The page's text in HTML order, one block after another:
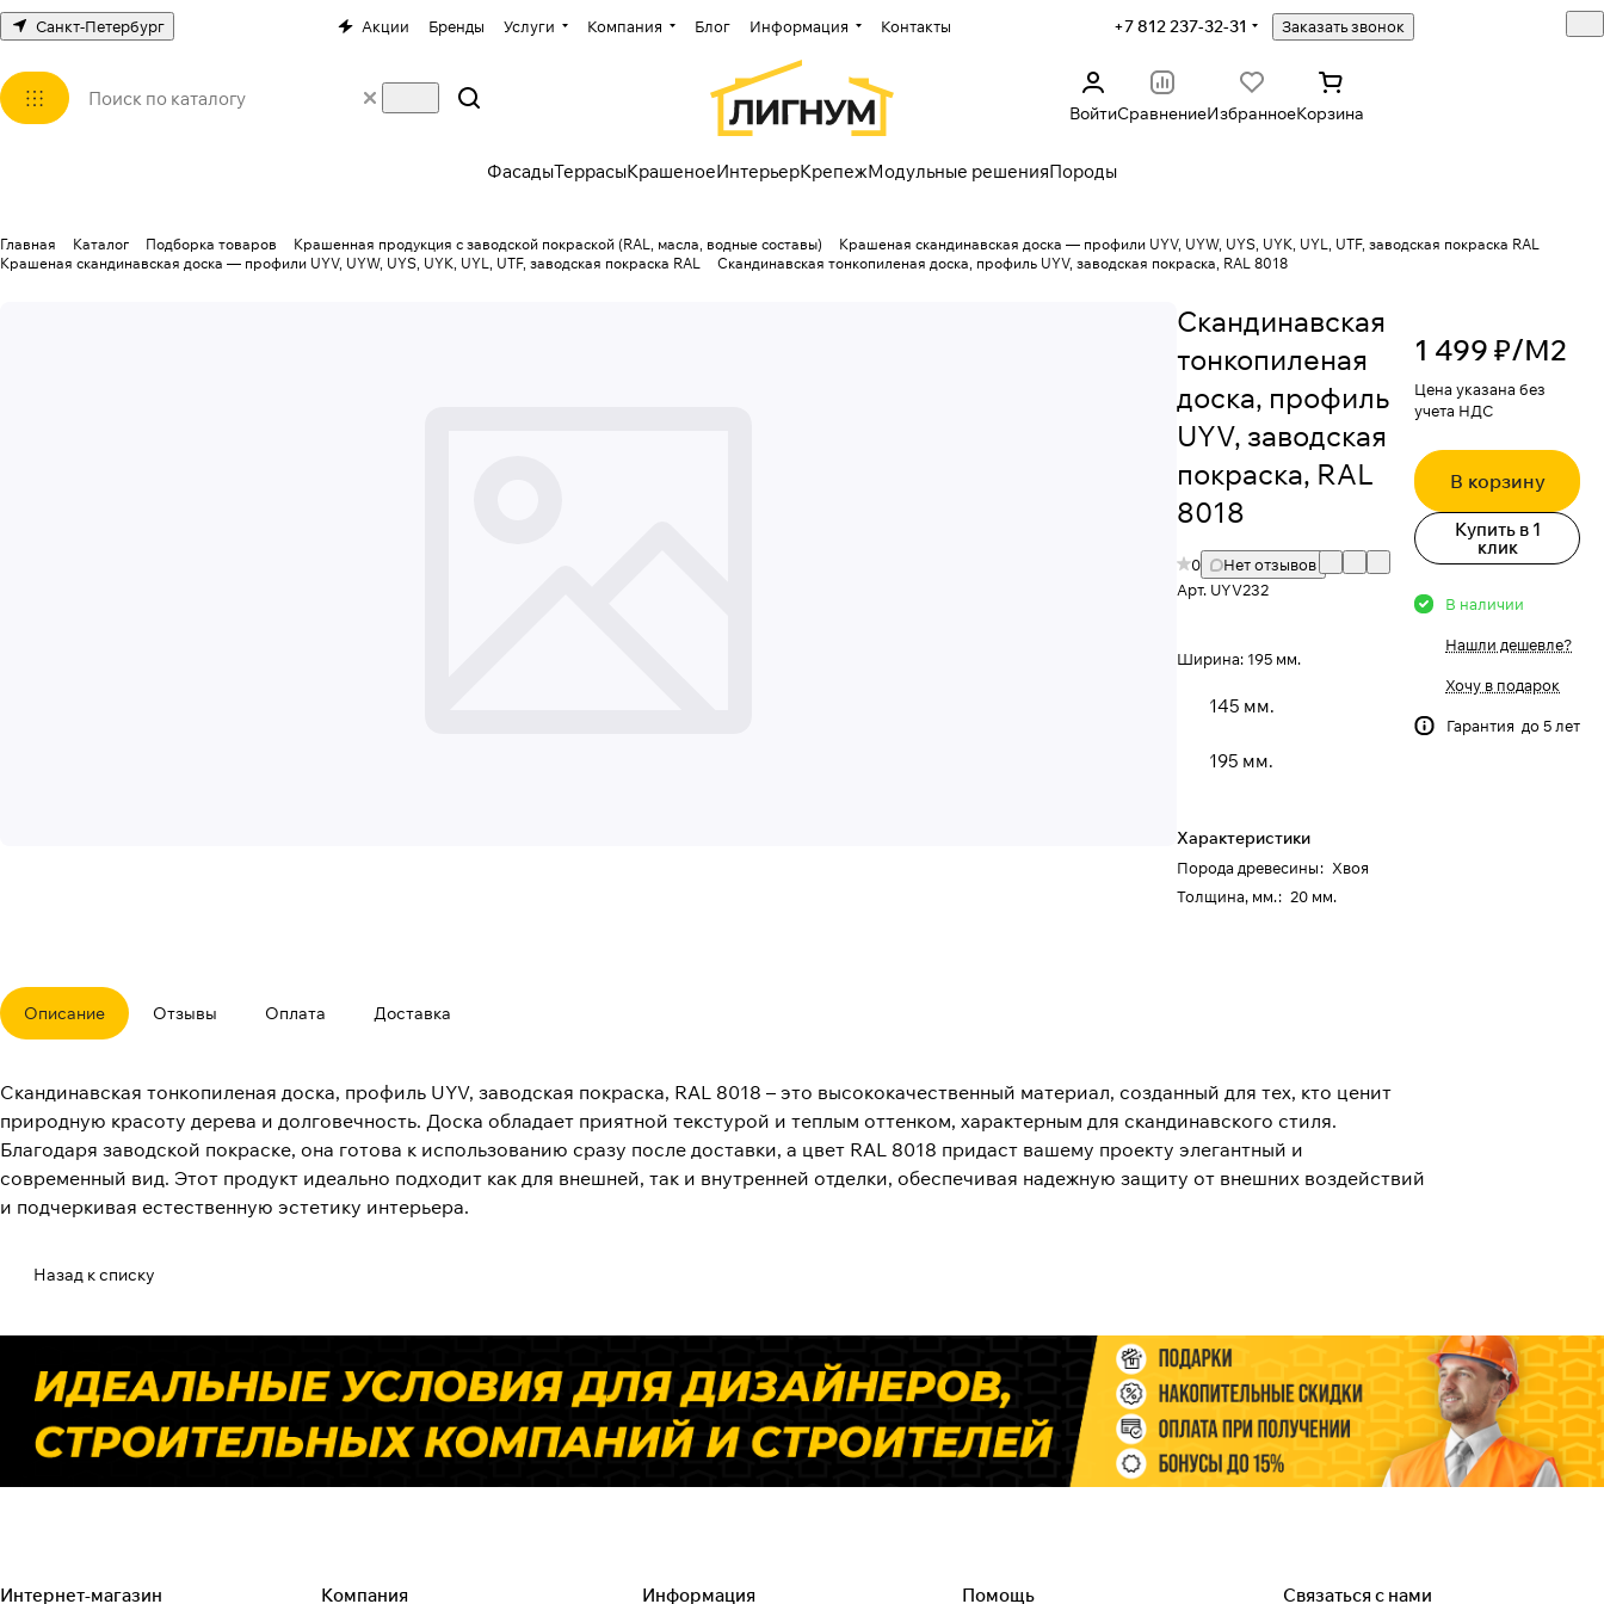
Санкт-Петербург Акции Бренды Услуги Компания Блог Информация Контакты +7 812 237-32-31 Заказать звонок
ВойтиСравнениеИзбранноеКорзина
ФасадыТеррасыКрашеноеИнтерьерКрепежМодульные решенияПороды
Главная Каталог Подборка товаров Крашенная продукция с заводской покраской (RAL, масла, водные составы)
Крашеная скандинавская доска — профили UYV, UYW, UYS, UYK, UYL, UTF, заводская покраска RAL
Крашеная скандинавская доска — профили UYV, UYW, UYS, UYK, UYL, UTF, заводская покраска RAL
Скандинавская тонкопиленая доска, профиль UYV, заводская покраска, RAL 8018
Скандинавская
тонкопиленая
доска, профиль
UYV, заводская
покраска, RAL
8018
0
Нет отзывов
Арт. UYV232
Ширина: 195 мм.
145 мм.
195 мм.
Характеристики
Порода древесины: Хвоя
Толщина, мм.: 20 мм.
1 499 ₽/М2
Цена указана без
учета НДС
В корзину
Купить в 1
клик
В наличии
Нашли дешевле?
Хочу в подарок
Гарантия до 5 лет
Описание Отзывы Оплата Доставка
Скандинавская тонкопиленая доска, профиль UYV, заводская покраска, RAL 8018 – это высококачественный материал, созданный для тех, кто ценит
природную красоту дерева и долговечность. Доска обладает приятной текстурой и теплым оттенком, характерным для скандинавского стиля.
Благодаря заводской покраске, она готова к использованию сразу после доставки, а цвет RAL 8018 придаст вашему проекту элегантный и
современный вид. Этот продукт идеально подходит как для внешней, так и внутренней отделки, обеспечивая надежную защиту от внешних воздействий
и подчеркивая естественную эстетику интерьера.
Назад к списку
Интернет-магазин Компания Информация Помощь Связаться с нами